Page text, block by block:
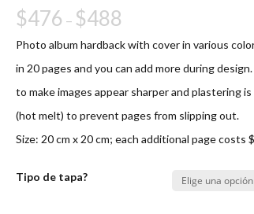
$476 – $488
Photo album hardback with cover in various
in 20 pages and you can add more during
to make images appear sharper and plastering
(hot melt) to prevent pages from slipping out.
Size: 20 cm x 20 cm; each additional page costs
Tipo de tapa?